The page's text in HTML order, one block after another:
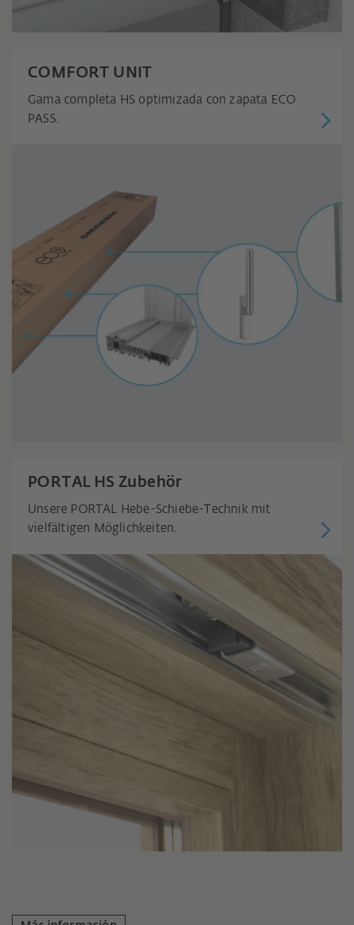
COMFORT UNIT
Gama completa HS optimizada con zapata ECO
PASS.
PORTAL HS Zubehör
Unsere PORTAL Hebe-Schiebe-Technik mit
vielfältigen Möglichkeiten.